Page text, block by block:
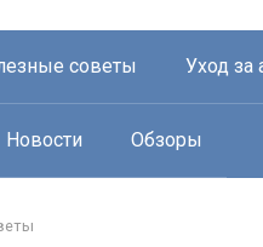
советы Уход за
Новости Обзоры